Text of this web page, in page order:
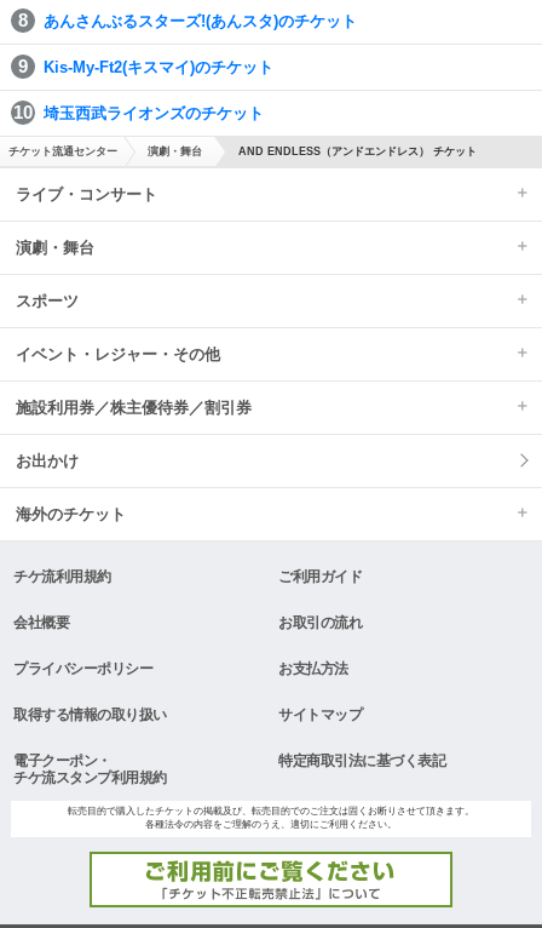
あんさんぶるスターズ!(あんスタ)のチケット
Kis-My-Ft2(キスマイ)のチケット
埼玉西武ライオンズのチケット
チケット流通センター 演劇・舞台 AND ENDLESS（アンドエンドレス） チケット
ライブ・コンサート
演劇・舞台
スポーツ
イベント・レジャー・その他
施設利用券／株主優待券／割引券
お出かけ
海外のチケット
チケ流利用規約 ご利用ガイド
会社概要 お取引の流れ
プライバシーポリシー お支払方法
取得する情報の取り扱い サイトマップ
電子クーポン・
チケ流スタンプ利用規約
特定商取引法に基づく表記
転売目的で購入したチケットの掲載及び、転売目的でのご注文は固くお断りさせて頂きます。
各種法令の内容をご理解のうえ、適切にご利用ください。